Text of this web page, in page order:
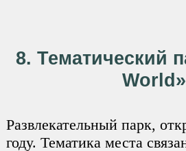
8. Тематический
World»
Развлекательный парк,
году. Тематика места